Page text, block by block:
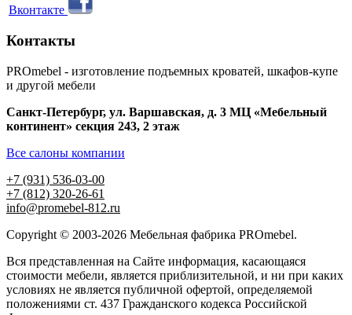
Вконтакте
Контакты
PROmebel - изготовление подъемных кроватей, шкафов-купе
и другой мебели
Санкт-Петербург, ул. Варшавская, д. 3 МЦ «Мебельный
континент» секция 243, 2 этаж
Все салоны компании
+7 (931) 536-03-00
+7 (812) 320-26-61
info@promebel-812.ru
Copyright © 2003-2026 Мебельная фабрика PROmebel.
Вся представленная на Сайте информация, касающаяся
стоимости мебели, является приблизительной, и ни при каких
условиях не является публичной офертой, определяемой
положениями ст. 437 Гражданского кодекса Российской